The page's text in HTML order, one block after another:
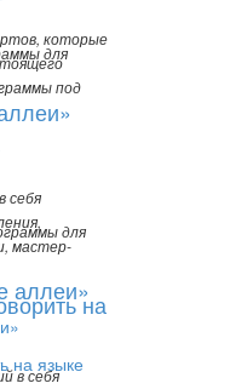
которые
под
для
аллеи»
в себя
для
себя
мастер-
на